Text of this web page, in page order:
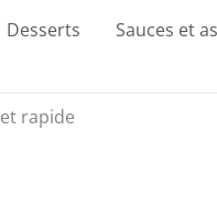
Desserts Sauces et
rapide